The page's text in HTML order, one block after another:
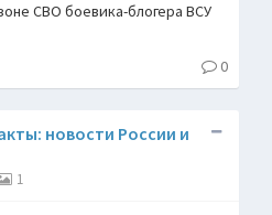
СВО боевика-блогера ВСУ
0
новости России и
1